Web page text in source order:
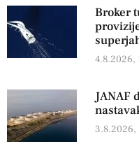
Broker
4.8.2026,
JANAF
3.8.2026,